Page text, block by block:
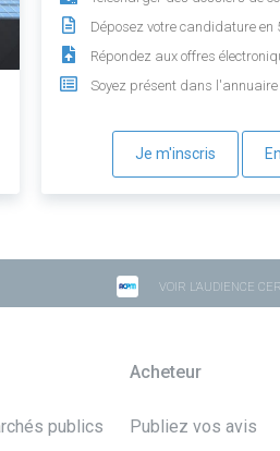
Déposez votre candidature en
Répondez aux offres
Soyez présent dans l'annuaire
Je m'inscris
VOIR L'AUDIENCE
publics
Acheteur
Publiez vos avis